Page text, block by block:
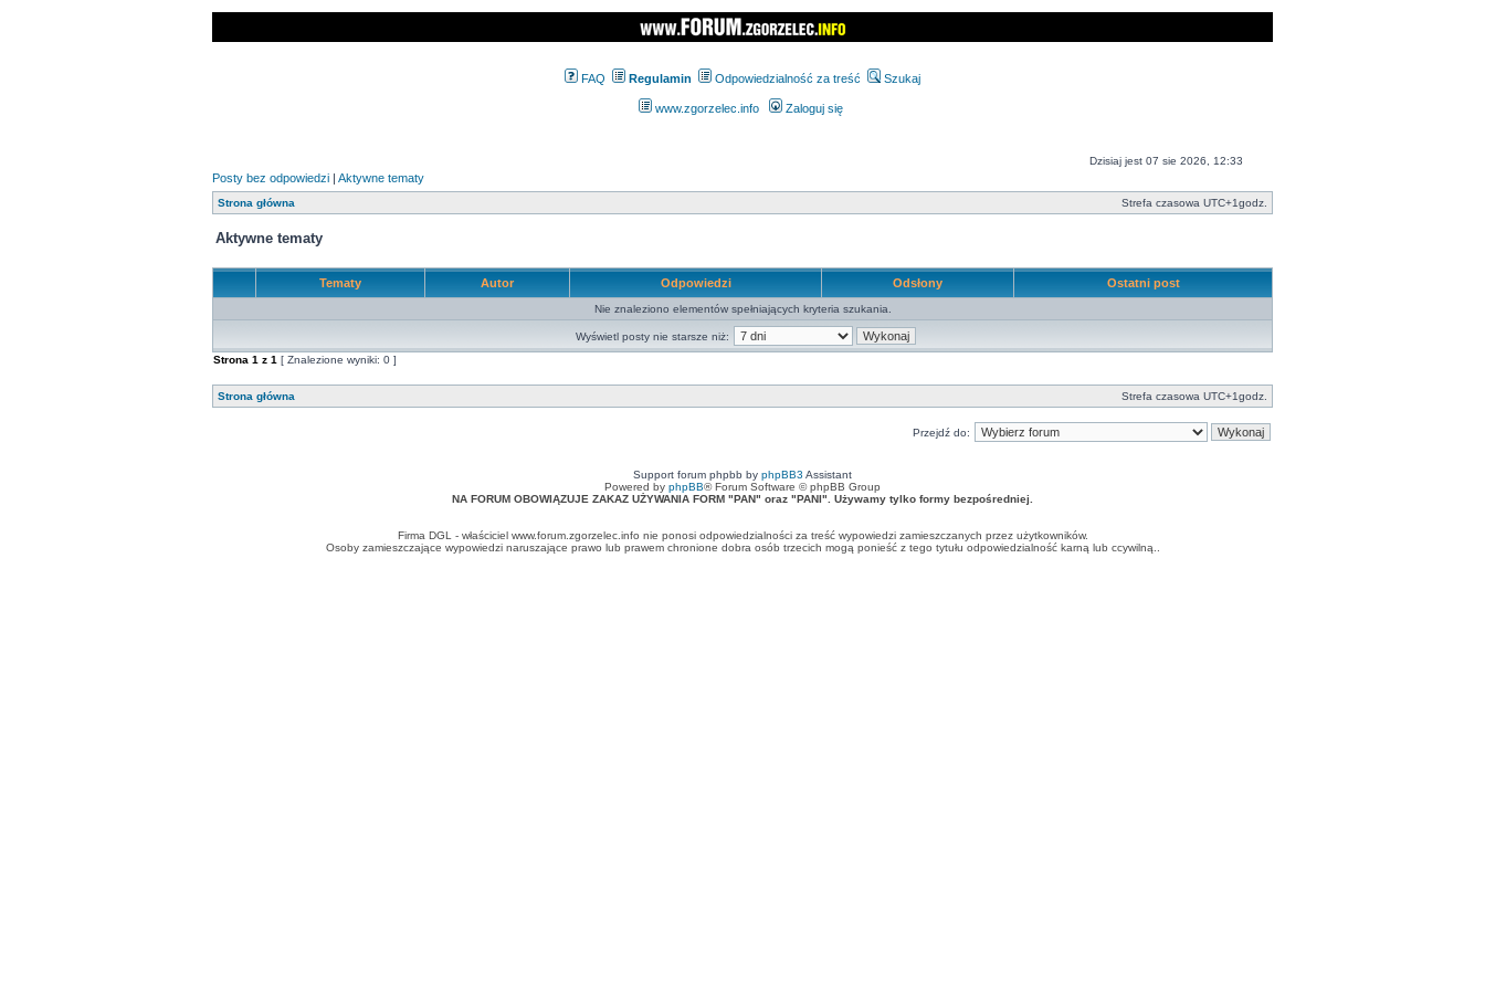
FAQ Regulamin Odpowiedzialność za treść Szukaj
www.zgorzelec.info Zaloguj się
Dzisiaj jest 07 sie 2026, 12:33
Posty bez odpowiedzi | Aktywne tematy
Strona główna Strefa czasowa UTC+1godz.
Aktywne tematy
Tematy Autor Odpowiedzi Odsłony Ostatni post
Nie znaleziono elementów spełniających kryteria szukania.
Wyświetl posty nie starsze niż:
Strona 1 z 1 [ Znalezione wyniki: 0 ]
Strona główna Strefa czasowa UTC+1godz.
Przejdź do:
Support forum phpbb by phpBB3 Assistant
Powered by phpBB® Forum Software © phpBB Group
NA FORUM OBOWIĄZUJE ZAKAZ UŻYWANIA FORM "PAN" oraz "PANI". Używamy tylko formy bezpośredniej.
Firma DGL - właściciel www.forum.zgorzelec.info nie ponosi odpowiedzialności za treść wypowiedzi zamieszczanych przez użytkowników.
Osoby zamieszczające wypowiedzi naruszające prawo lub prawem chronione dobra osób trzecich mogą ponieść z tego tytułu odpowiedzialność karną lub ccywilną..